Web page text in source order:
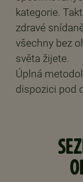
kategorie.
zdravé
všechny bez
světa žijete.
Úplná
dispozici pod